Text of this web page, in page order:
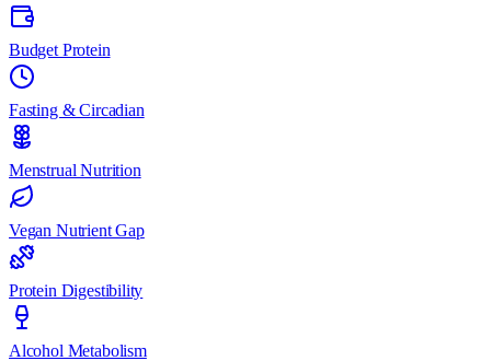
Budget Protein
Fasting & Circadian
Menstrual Nutrition
Vegan Nutrient Gap
Protein Digestibility
Alcohol Metabolism